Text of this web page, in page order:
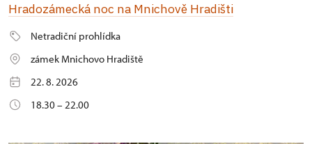
Hradozámecká noc na Mnichově Hradišti
Netradiční prohlídka
zámek Mnichovo Hradiště
22. 8. 2026
18.30 – 22.00